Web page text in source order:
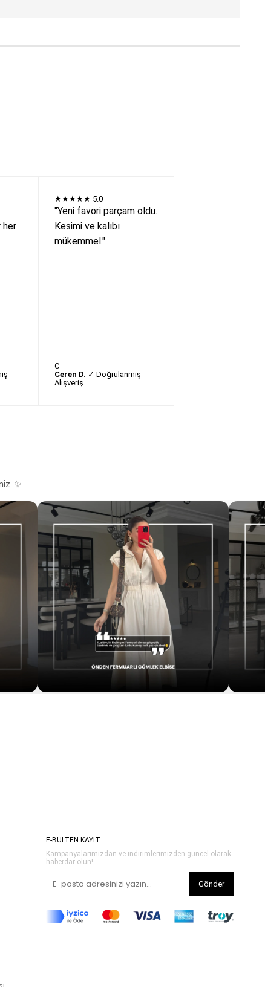
her
★★★★★ 5.0
"Yeni favori parçam oldu.
Kesimi ve kalıbı
mükemmel."
C
Ceren D. ✓ Doğrulanmış
Alışveriş
✨
E-BÜLTEN KAYIT
Kampanyalarımızdan ve indirimlerimizden güncel olarak
haberdar olun!
Gönder